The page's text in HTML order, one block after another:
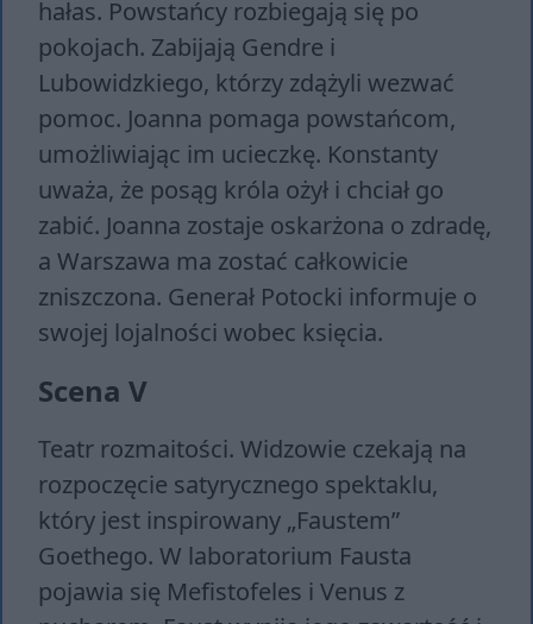
hałas. Powstańcy rozbiegają się po
pokojach. Zabijają Gendre i
Lubowidzkiego, którzy zdążyli wezwać
pomoc. Joanna pomaga powstańcom,
umożliwiając im ucieczkę. Konstanty
uważa, że posąg króla ożył i chciał go
zabić. Joanna zostaje oskarżona o zdradę,
a Warszawa ma zostać całkowicie
zniszczona. Generał Potocki informuje o
swojej lojalności wobec księcia.
Scena V
Teatr rozmaitości. Widzowie czekają na
rozpoczęcie satyrycznego spektaklu,
który jest inspirowany „Faustem”
Goethego. W laboratorium Fausta
pojawia się Mefistofeles i Venus z